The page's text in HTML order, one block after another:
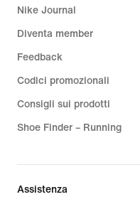
Nike Journal
Diventa member
Feedback
Codici promozionali
Consigli sui prodotti
Shoe Finder – Running
Assistenza